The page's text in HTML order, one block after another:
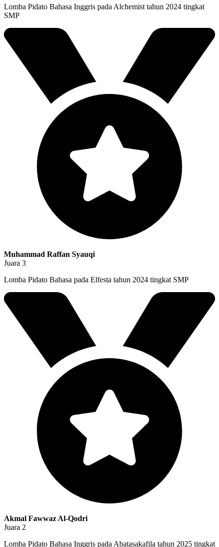
Lomba Pidato Bahasa Inggris pada Alchemist tahun 2024 tingkat
SMP
Muhammad Raffan Syauqi
Juara 3
Lomba Pidato Bahasa pada Elfesta tahun 2024 tingkat SMP
Akmal Fawwaz Al-Qodri
Juara 2
Lomba Pidato Bahasa Inggris pada Abatasakafila tahun 2025 tingkat